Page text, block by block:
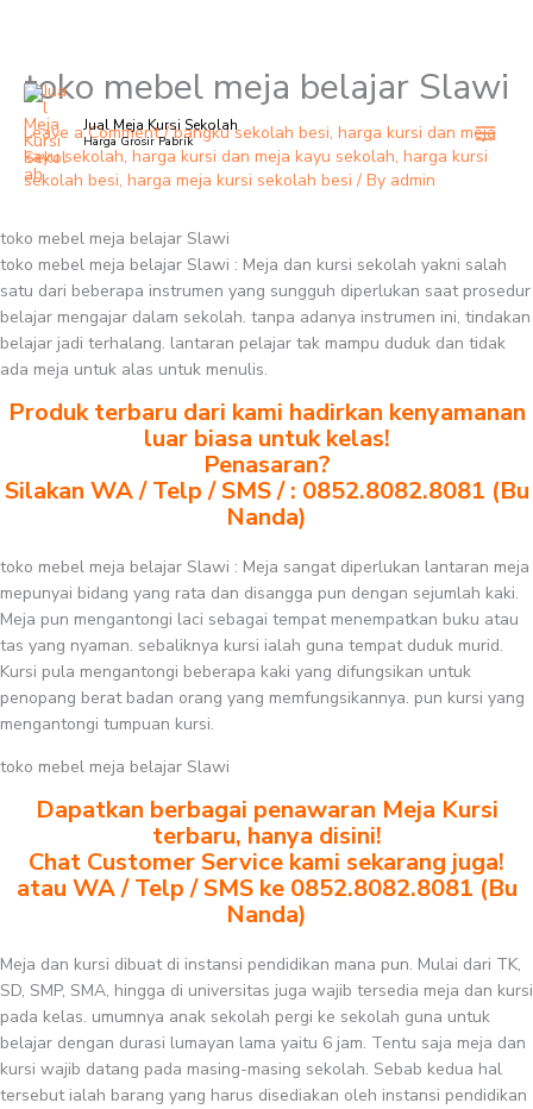
Skip
content
Jual Meja Kursi Sekolah
Harga Grosir Pabrik
toko mebel meja belajar Slawi
Leave a Comment /bangku sekolah besi, harga kursi dan meja
kayu sekolah, harga kursi dan meja kayu sekolah, harga kursi
sekolah besi, harga meja kursi sekolah besi / By admin
toko mebel meja belajar Slawi
toko mebel meja belajar Slawi : Meja dan kursi sekolah yakni salah
satu dari beberapa instrumen yang sungguh diperlukan saat prosedur
belajar mengajar dalam sekolah. tanpa adanya instrumen ini, tindakan
belajar jadi terhalang. lantaran pelajar tak mampu duduk dan tidak
ada meja untuk alas untuk menulis.
Produk terbaru dari kami hadirkan kenyamanan
luar biasa untuk kelas!
Penasaran?
Silakan WA / Telp / SMS / : 0852.8082.8081 (Bu
Nanda)
toko mebel meja belajar Slawi : Meja sangat diperlukan lantaran meja
mepunyai bidang yang rata dan disangga pun dengan sejumlah kaki.
Meja pun mengantongi laci sebagai tempat menempatkan buku atau
tas yang nyaman. sebaliknya kursi ialah guna tempat duduk murid.
Kursi pula mengantongi beberapa kaki yang difungsikan untuk
penopang berat badan orang yang memfungsikannya. pun kursi yang
mengantongi tumpuan kursi.
toko mebel meja belajar Slawi
Dapatkan berbagai penawaran Meja Kursi
terbaru, hanya disini!
Chat Customer Service kami sekarang juga!
atau WA / Telp / SMS ke 0852.8082.8081 (Bu
Nanda)
Meja dan kursi dibuat di instansi pendidikan mana pun. Mulai dari TK,
SD, SMP, SMA, hingga di universitas juga wajib tersedia meja dan kursi
pada kelas. umumnya anak sekolah pergi ke sekolah guna untuk
belajar dengan durasi lumayan lama yaitu 6 jam. Tentu saja meja dan
kursi wajib datang pada masing-masing sekolah. Sebab kedua hal
tersebut ialah barang yang harus disediakan oleh instansi pendidikan